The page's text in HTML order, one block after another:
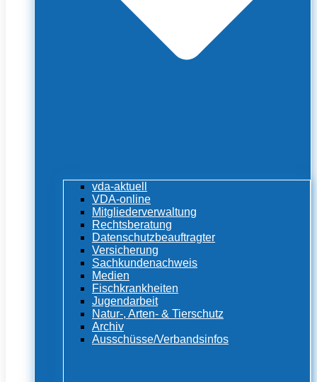
vda-aktuell
VDA-online
Mitgliederverwaltung
Rechtsberatung
Datenschutzbeauftragter
Versicherung
Sachkundenachweis
Medien
Fischkrankheiten
Jugendarbeit
Natur-, Arten- & Tierschutz
Archiv
Ausschüsse/Verbandsinfos